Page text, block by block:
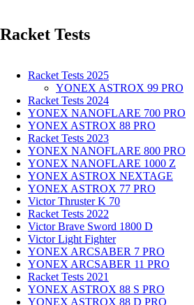
Racket Tests
Racket Tests 2025
YONEX ASTROX 99 PRO
Racket Tests 2024
YONEX NANOFLARE 700 PRO
YONEX ASTROX 88 PRO
Racket Tests 2023
YONEX NANOFLARE 800 PRO
YONEX NANOFLARE 1000 Z
YONEX ASTROX NEXTAGE
YONEX ASTROX 77 PRO
Victor Thruster K 70
Racket Tests 2022
Victor Brave Sword 1800 D
Victor Light Fighter
YONEX ARCSABER 7 PRO
YONEX ARCSABER 11 PRO
Racket Tests 2021
YONEX ASTROX 88 S PRO
YONEX ASTROX 88 D PRO